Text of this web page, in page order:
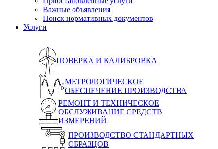
Важные объявления
Поиск нормативных документов
Услуги
ПОВЕРКА И КАЛИБРОВКА
МЕТРОЛОГИЧЕСКОЕ
ОБЕСПЕЧЕНИЕ ПРОИЗВОДСТВА
РЕМОНТ И ТЕХНИЧЕСКОЕ
ОБСЛУЖИВАНИЕ СРЕДСТВ
ИЗМЕРЕНИЙ
ПРОИЗВОДСТВО СТАНДАРТНЫХ
ОБРАЗЦОВ